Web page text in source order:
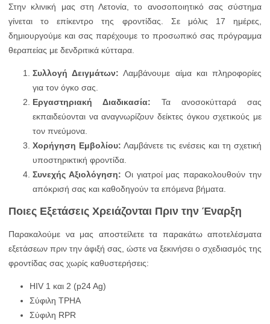
Στην κλινική μας στη Λετονία, το ανοσοποιητικό σας σύστημα
γίνεται το επίκεντρο της φροντίδας. Σε μόλις 17 ημέρες,
δημιουργούμε και σας παρέχουμε το προσωπικό σας πρόγραμμα
θεραπείας με δενδριτικά κύτταρα.
Συλλογή Δειγμάτων: Λαμβάνουμε αίμα και πληροφορίες
για τον όγκο σας.
Εργαστηριακή Διαδικασία: Τα ανοσοκύτταρά σας
εκπαιδεύονται να αναγνωρίζουν δείκτες όγκου σχετικούς με
τον πνεύμονα.
Χορήγηση Εμβολίου: Λαμβάνετε τις ενέσεις και τη σχετική
υποστηρικτική φροντίδα.
Συνεχής Αξιολόγηση: Οι γιατροί μας παρακολουθούν την
απόκρισή σας και καθοδηγούν τα επόμενα βήματα.
Ποιες Εξετάσεις Χρειάζονται Πριν την Έναρξη
Παρακαλούμε να μας αποστείλετε τα παρακάτω αποτελέσματα
εξετάσεων πριν την άφιξή σας, ώστε να ξεκινήσει ο σχεδιασμός της
φροντίδας σας χωρίς καθυστερήσεις:
HIV 1 και 2 (p24 Ag)
Σύφιλη TPHA
Σύφιλη RPR